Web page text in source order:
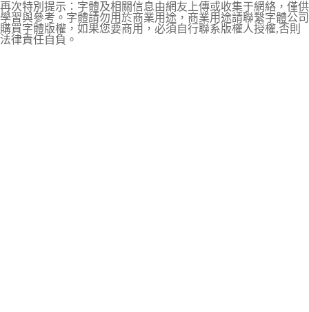
再次特別提示：字體及相關信息由網友上傳或收集于網絡，僅供
學習與參考。字體請勿用於商業用途，商業用途請聯繫字體公司
購買字體版權，如果您要商用，必須自行聯系版權人授權,否則
法律責任自負。